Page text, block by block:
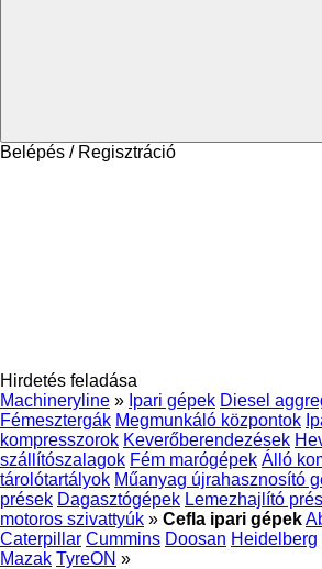
Belépés / Regisztráció
Hirdetés feladása
Machineryline » Ipari gépek Diesel
Fémesztergák Megmunkáló központok
kompresszorok Keverőberendezések
szállítószalagok Fém marógépek Álló
tárolótartályok Műanyag újrahasznosító
prések Dagasztógépek Lemezhajlító
motoros szivattyúk » Cefla ipari gépek
Caterpillar Cummins Doosan Heidelberg
Mazak TyreON »